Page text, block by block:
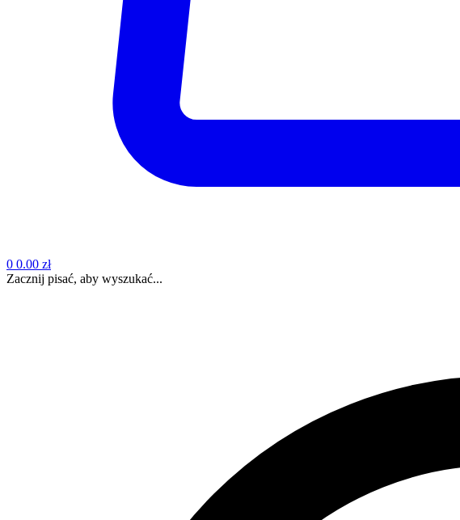
0 0.00 zł
Zacznij pisać, aby wyszukać...